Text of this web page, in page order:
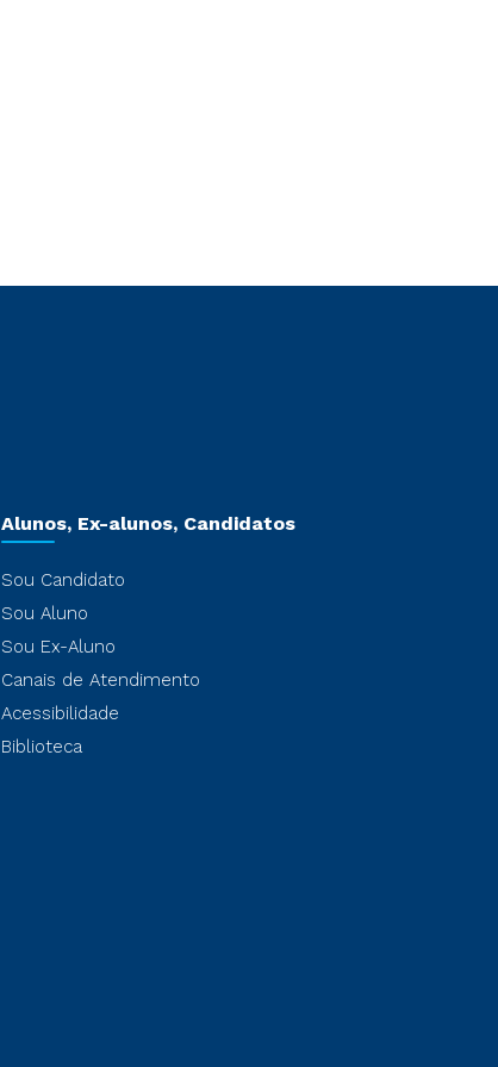
Alunos, Ex-alunos, Candidatos
Sou Candidato
Sou Aluno
Sou Ex-Aluno
Canais de Atendimento
Acessibilidade
Biblioteca